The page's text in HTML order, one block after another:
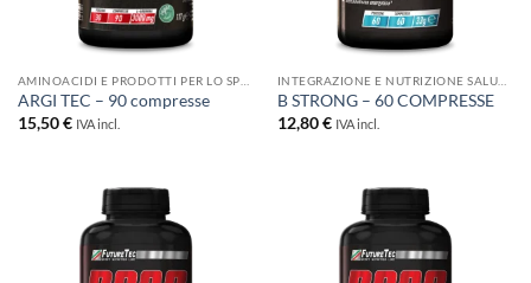
ARGI TEC – 90 compresse
15,50€ IVA incl.
B STRONG – 60 COMPRESSE
12,80€ IVA incl.